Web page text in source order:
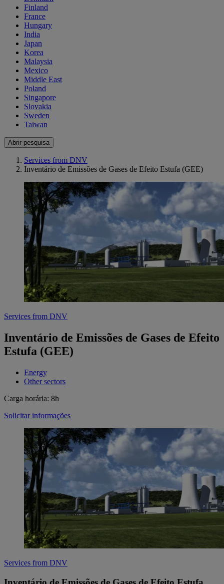
Finland
France
Hungary
India
Japan
Korea
Malaysia
Mexico
Middle East
Poland
Singapore
Slovakia
Sweden
Taiwan
Abrir pesquisa
Services from DNV
Inventário de Emissões de Gases de Efeito Estufa (GEE)
Services from DNV
Inventário de Emissões de Gases de Efeito
Estufa (GEE)
Energy
Other sectors
Carga horária: 8h
Solicitar informações
Services from DNV